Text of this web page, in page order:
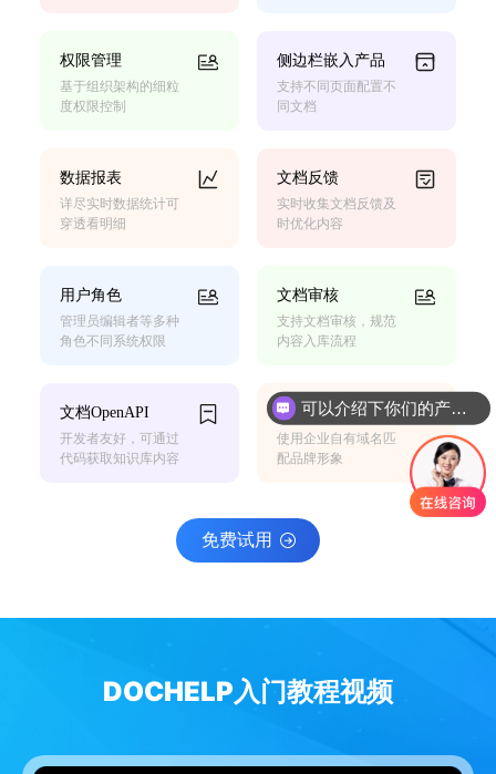
权限管理
基于组织架构的细粒
度权限控制
侧边栏嵌入产品
支持不同页面配置不
同文档
数据报表
详尽实时数据统计可
穿透看明细
文档反馈
实时收集文档反馈及
时优化内容
用户角色
管理员编辑者等多种
角色不同系统权限
文档审核
支持文档审核，规范
内容入库流程
文档OpenAPI
开发者友好，可通过
代码获取知识库内容
自定义域名
使用企业自有域名匹
配品牌形象
免费试用
DOCHELP入门教程视频
可以介绍下你们的产品么
你们是怎么收费的呢